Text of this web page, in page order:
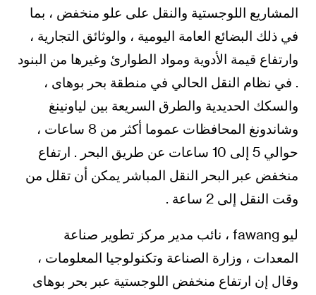
المشاريع اللوجستية والنقل على علو منخفض ، بما
في ذلك البضائع العامة اليومية ، والوثائق التجارية ،
وارتفاع قيمة الأدوية ومواد الطوارئ وغيرها من البنود
. في نظام النقل الحالي في منطقة بحر بوهاى ،
والسكك الحديدية والطرق السريعة بين لياونينغ
وشاندونغ المحافظات عموما أكثر من 8 ساعات ،
حوالي 5 إلى 10 ساعات عن طريق البحر . ارتفاع
منخفض عبر البحر النقل المباشر يمكن أن تقلل من
وقت النقل إلى 2 ساعة .
ليو fawang ، نائب مدير مركز تطوير صناعة
المعدات ، وزارة الصناعة وتكنولوجيا المعلومات ،
وقال إن ارتفاع منخفض اللوجستية عبر بحر بوهاى